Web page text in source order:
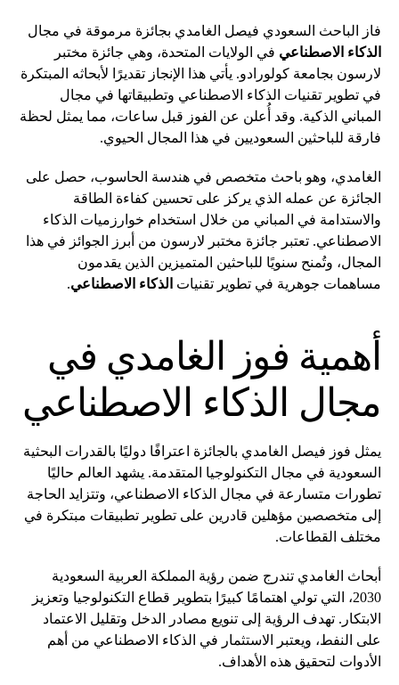
فاز الباحث السعودي فيصل الغامدي بجائزة مرموقة في مجال
الذكاء الاصطناعي في الولايات المتحدة، وهي جائزة مختبر
لارسون بجامعة كولورادو. يأتي هذا الإنجاز تقديرًا لأبحاثه المبتكرة
في تطوير تقنيات الذكاء الاصطناعي وتطبيقاتها في مجال
المباني الذكية. وقد أُعلن عن الفوز قبل ساعات، مما يمثل لحظة
فارقة للباحثين السعوديين في هذا المجال الحيوي.
الغامدي، وهو باحث متخصص في هندسة الحاسوب، حصل على
الجائزة عن عمله الذي يركز على تحسين كفاءة الطاقة
والاستدامة في المباني من خلال استخدام خوارزميات الذكاء
الاصطناعي. تعتبر جائزة مختبر لارسون من أبرز الجوائز في هذا
المجال، وتُمنح سنويًا للباحثين المتميزين الذين يقدمون
مساهمات جوهرية في تطوير تقنيات الذكاء الاصطناعي.
أهمية فوز الغامدي في
مجال الذكاء الاصطناعي
يمثل فوز فيصل الغامدي بالجائزة اعترافًا دوليًا بالقدرات البحثية
السعودية في مجال التكنولوجيا المتقدمة. يشهد العالم حاليًا
تطورات متسارعة في مجال الذكاء الاصطناعي، وتتزايد الحاجة
إلى متخصصين مؤهلين قادرين على تطوير تطبيقات مبتكرة في
مختلف القطاعات.
أبحاث الغامدي تندرج ضمن رؤية المملكة العربية السعودية
2030، التي تولي اهتمامًا كبيرًا بتطوير قطاع التكنولوجيا وتعزيز
الابتكار. تهدف الرؤية إلى تنويع مصادر الدخل وتقليل الاعتماد
على النفط، ويعتبر الاستثمار في الذكاء الاصطناعي من أهم
الأدوات لتحقيق هذه الأهداف.